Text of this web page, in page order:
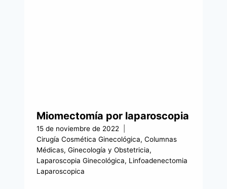
Miomectomía por laparoscopia
15 de noviembre de 2022
Cirugía Cosmética Ginecológica, Columnas
Médicas, Ginecología y Obstetricia,
Laparoscopia Ginecológica, Linfoadenectomia
Laparoscopica